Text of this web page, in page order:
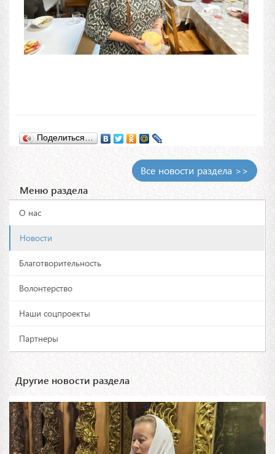
Поделиться…
Все новости раздела >>
Меню раздела
О нас
Новости
Благотворительность
Волонтерство
Наши соцпроекты
Партнеры
Другие новости раздела